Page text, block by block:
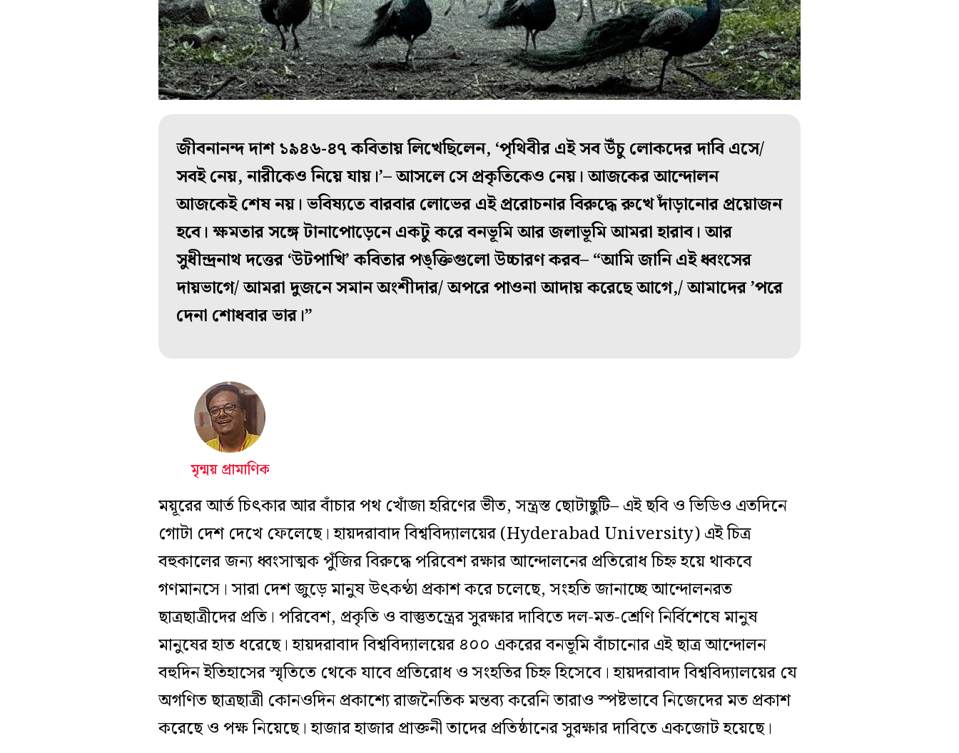
জীবনানন্দ দাশ ১৯৪৬-৪৭ কবিতায় লিখেছিলেন, ‘পৃথিবীর এই সব উঁচু লোকদের দাবি এসে/
সবই নেয়, নারীকেও নিয়ে যায়।’– আসলে সে প্রকৃতিকেও নেয়। আজকের আন্দোলন
আজকেই শেষ নয়। ভবিষ্যতে বারবার লোভের এই প্ররোচনার বিরুদ্ধে রুখে দাঁড়ানোর প্রয়োজন
হবে। ক্ষমতার সঙ্গে টানাপোড়েনে একটু করে বনভূমি আর জলাভূমি আমরা হারাব। আর
সুধীন্দ্রনাথ দত্তের ‘উটপাখি’ কবিতার পঙ্‌ক্তিগুলো উচ্চারণ করব– “আমি জানি এই ধ্বংসের
দায়ভাগে/ আমরা দুজনে সমান অংশীদার/ অপরে পাওনা আদায় করেছে আগে,/ আমাদের ’পরে
দেনা শোধবার ভার।”
মৃন্ময় প্রামাণিক
ময়ূরের আর্ত চিৎকার আর বাঁচার পথ খোঁজা হরিণের ভীত, সন্ত্রস্ত ছোটাছুটি– এই ছবি ও ভিডিও এতদিনে
গোটা দেশ দেখে ফেলেছে। হায়দরাবাদ বিশ্ববিদ্যালয়ের (Hyderabad University) এই চিত্র
বহুকালের জন্য ধ্বংসাত্মক পুঁজির বিরুদ্ধে পরিবেশ রক্ষার আন্দোলনের প্রতিরোধ চিহ্ন হয়ে থাকবে
গণমানসে। সারা দেশ জুড়ে মানুষ উৎকণ্ঠা প্রকাশ করে চলেছে, সংহতি জানাচ্ছে আন্দোলনরত
ছাত্রছাত্রীদের প্রতি। পরিবেশ, প্রকৃতি ও বাস্তুতন্ত্রের সুরক্ষার দাবিতে দল-মত-শ্রেণি নির্বিশেষে মানুষ
মানুষের হাত ধরেছে। হায়দরাবাদ বিশ্ববিদ্যালয়ের ৪০০ একরের বনভূমি বাঁচানোর এই ছাত্র আন্দোলন
বহুদিন ইতিহাসের স্মৃতিতে থেকে যাবে প্রতিরোধ ও সংহতির চিহ্ন হিসেবে। হায়দরাবাদ বিশ্ববিদ্যালয়ের যে
অগণিত ছাত্রছাত্রী কোনওদিন প্রকাশ্যে রাজনৈতিক মন্তব্য করেনি তারাও স্পষ্টভাবে নিজেদের মত প্রকাশ
করেছে ও পক্ষ নিয়েছে। হাজার হাজার প্রাক্তনী তাদের প্রতিষ্ঠানের সুরক্ষার দাবিতে একজোট হয়েছে।